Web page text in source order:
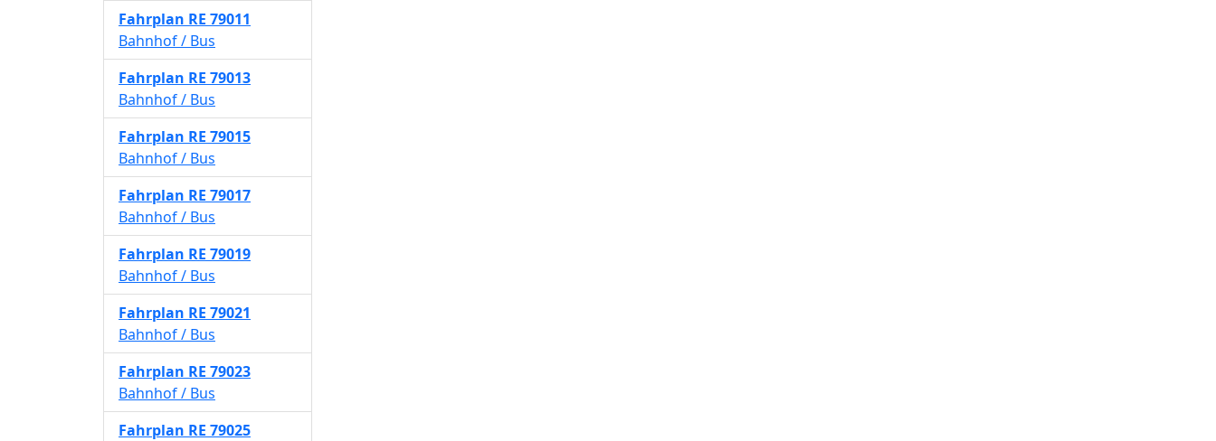
Fahrplan RE 79011
Bahnhof / Bus
Fahrplan RE 79013
Bahnhof / Bus
Fahrplan RE 79015
Bahnhof / Bus
Fahrplan RE 79017
Bahnhof / Bus
Fahrplan RE 79019
Bahnhof / Bus
Fahrplan RE 79021
Bahnhof / Bus
Fahrplan RE 79023
Bahnhof / Bus
Fahrplan RE 79025